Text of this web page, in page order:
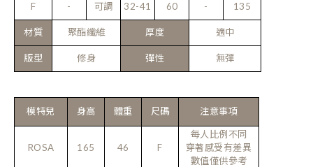
F - 可調 32-41 60 - 135
材質 聚酯纖維 厚度 適中
版型 修身 彈性 無彈
模特兒 身高 體重 尺碼 注意事項
ROSA 165 46 F
每人比例不同
穿著感受有差異
數值僅供參考